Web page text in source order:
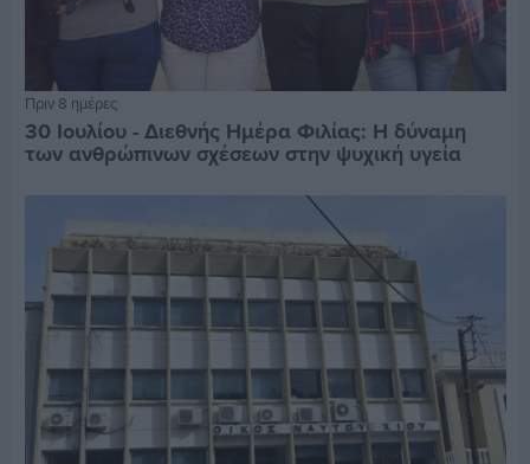
Πριν 8 ημέρες
30 Ιουλίου - Διεθνής Ημέρα Φιλίας: Η δύναμη
των ανθρώπινων σχέσεων στην ψυχική υγεία